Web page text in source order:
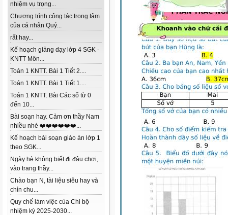
nhiệm vụ trọng...
Chương trình công tác trọng tâm
của cá nhân Quý...
rất hay...
Kế hoạch giảng dạy lớp 4 SGK -
KNTT Môn...
Toán 1 KNTT. Bài 1 Tiết 2....
Toán 1 KNTT. Bài 1 Tiết 1....
Toán 1 KNTT. Bài Các số từ 0
đến 10...
Bài soạn hay. Cảm ơn thầy Nam
nhiều nhé ❤️❤️❤️❤️❤️❤️...
Kế hoạch bài soạn giáo án lớp 1
theo SGK...
Ngày hè không biết đi đâu chơi,
vào trang thầy...
Chào bạn N, tài liệu siêu hay và
chỉn chu...
Quy chế làm việc của Chi bộ
nhiệm kỳ 2025-2030...